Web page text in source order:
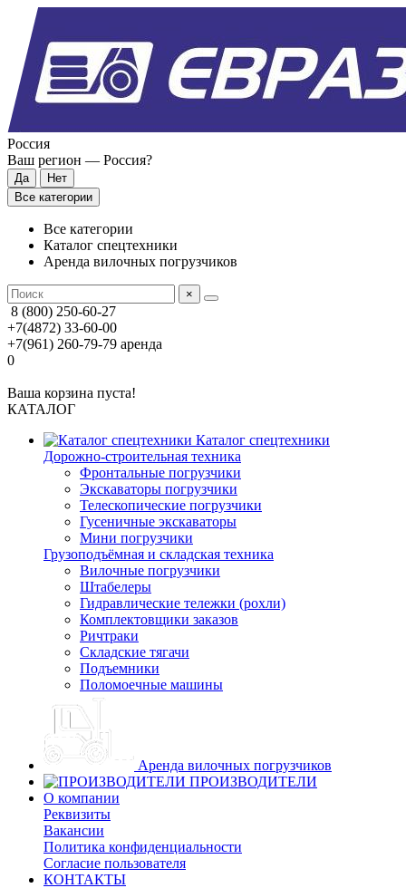
Россия
Ваш регион — Россия?
Все категории
Все категории
Каталог спецтехники
Аренда вилочных погрузчиков
×
8 (800) 250-60-27
+7(4872) 33-60-00
+7(961) 260-79-79 аренда
0
Ваша корзина пуста!
КАТАЛОГ
Каталог спецтехники
Дорожно-строительная техника
Фронтальные погрузчики
Экскаваторы погрузчики
Телескопические погрузчики
Гусеничные экскаваторы
Мини погрузчики
Грузоподъёмная и складская техника
Вилочные погрузчики
Штабелеры
Гидравлические тележки (рохли)
Комплектовщики заказов
Ричтраки
Складские тягачи
Подъемники
Поломоечные машины
Аренда вилочных погрузчиков
ПРОИЗВОДИТЕЛИ
О компании
Реквизиты
Вакансии
Политика конфиденциальности
Согласие пользователя
КОНТАКТЫ